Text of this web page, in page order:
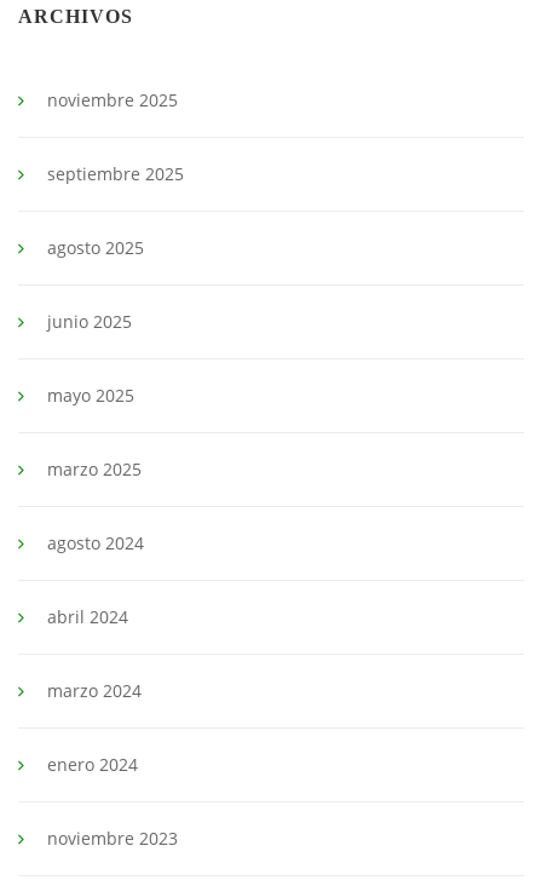
ARCHIVOS
noviembre 2025
septiembre 2025
agosto 2025
junio 2025
mayo 2025
marzo 2025
agosto 2024
abril 2024
marzo 2024
enero 2024
noviembre 2023